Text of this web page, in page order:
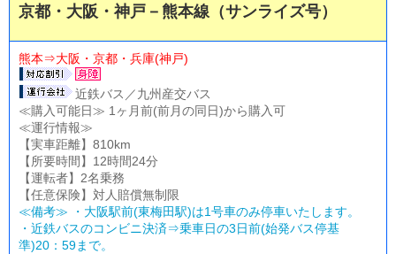
京都・大阪・神戸－熊本線（サンライズ号）
熊本⇒大阪・京都・兵庫(神戸)
近鉄バス／九州産交バス
≪購入可能日≫ 1ヶ月前(前月の同日)から購入可
≪運行情報≫
【実車距離】810km
【所要時間】12時間24分
【運転者】2名乗務
【任意保険】対人賠償無制限
≪備考≫ ・大阪駅前(東梅田駅)は1号車のみ停車いたします。
・近鉄バスのコンビニ決済⇒乗車日の3日前(始発バス停基
準)20：59まで。